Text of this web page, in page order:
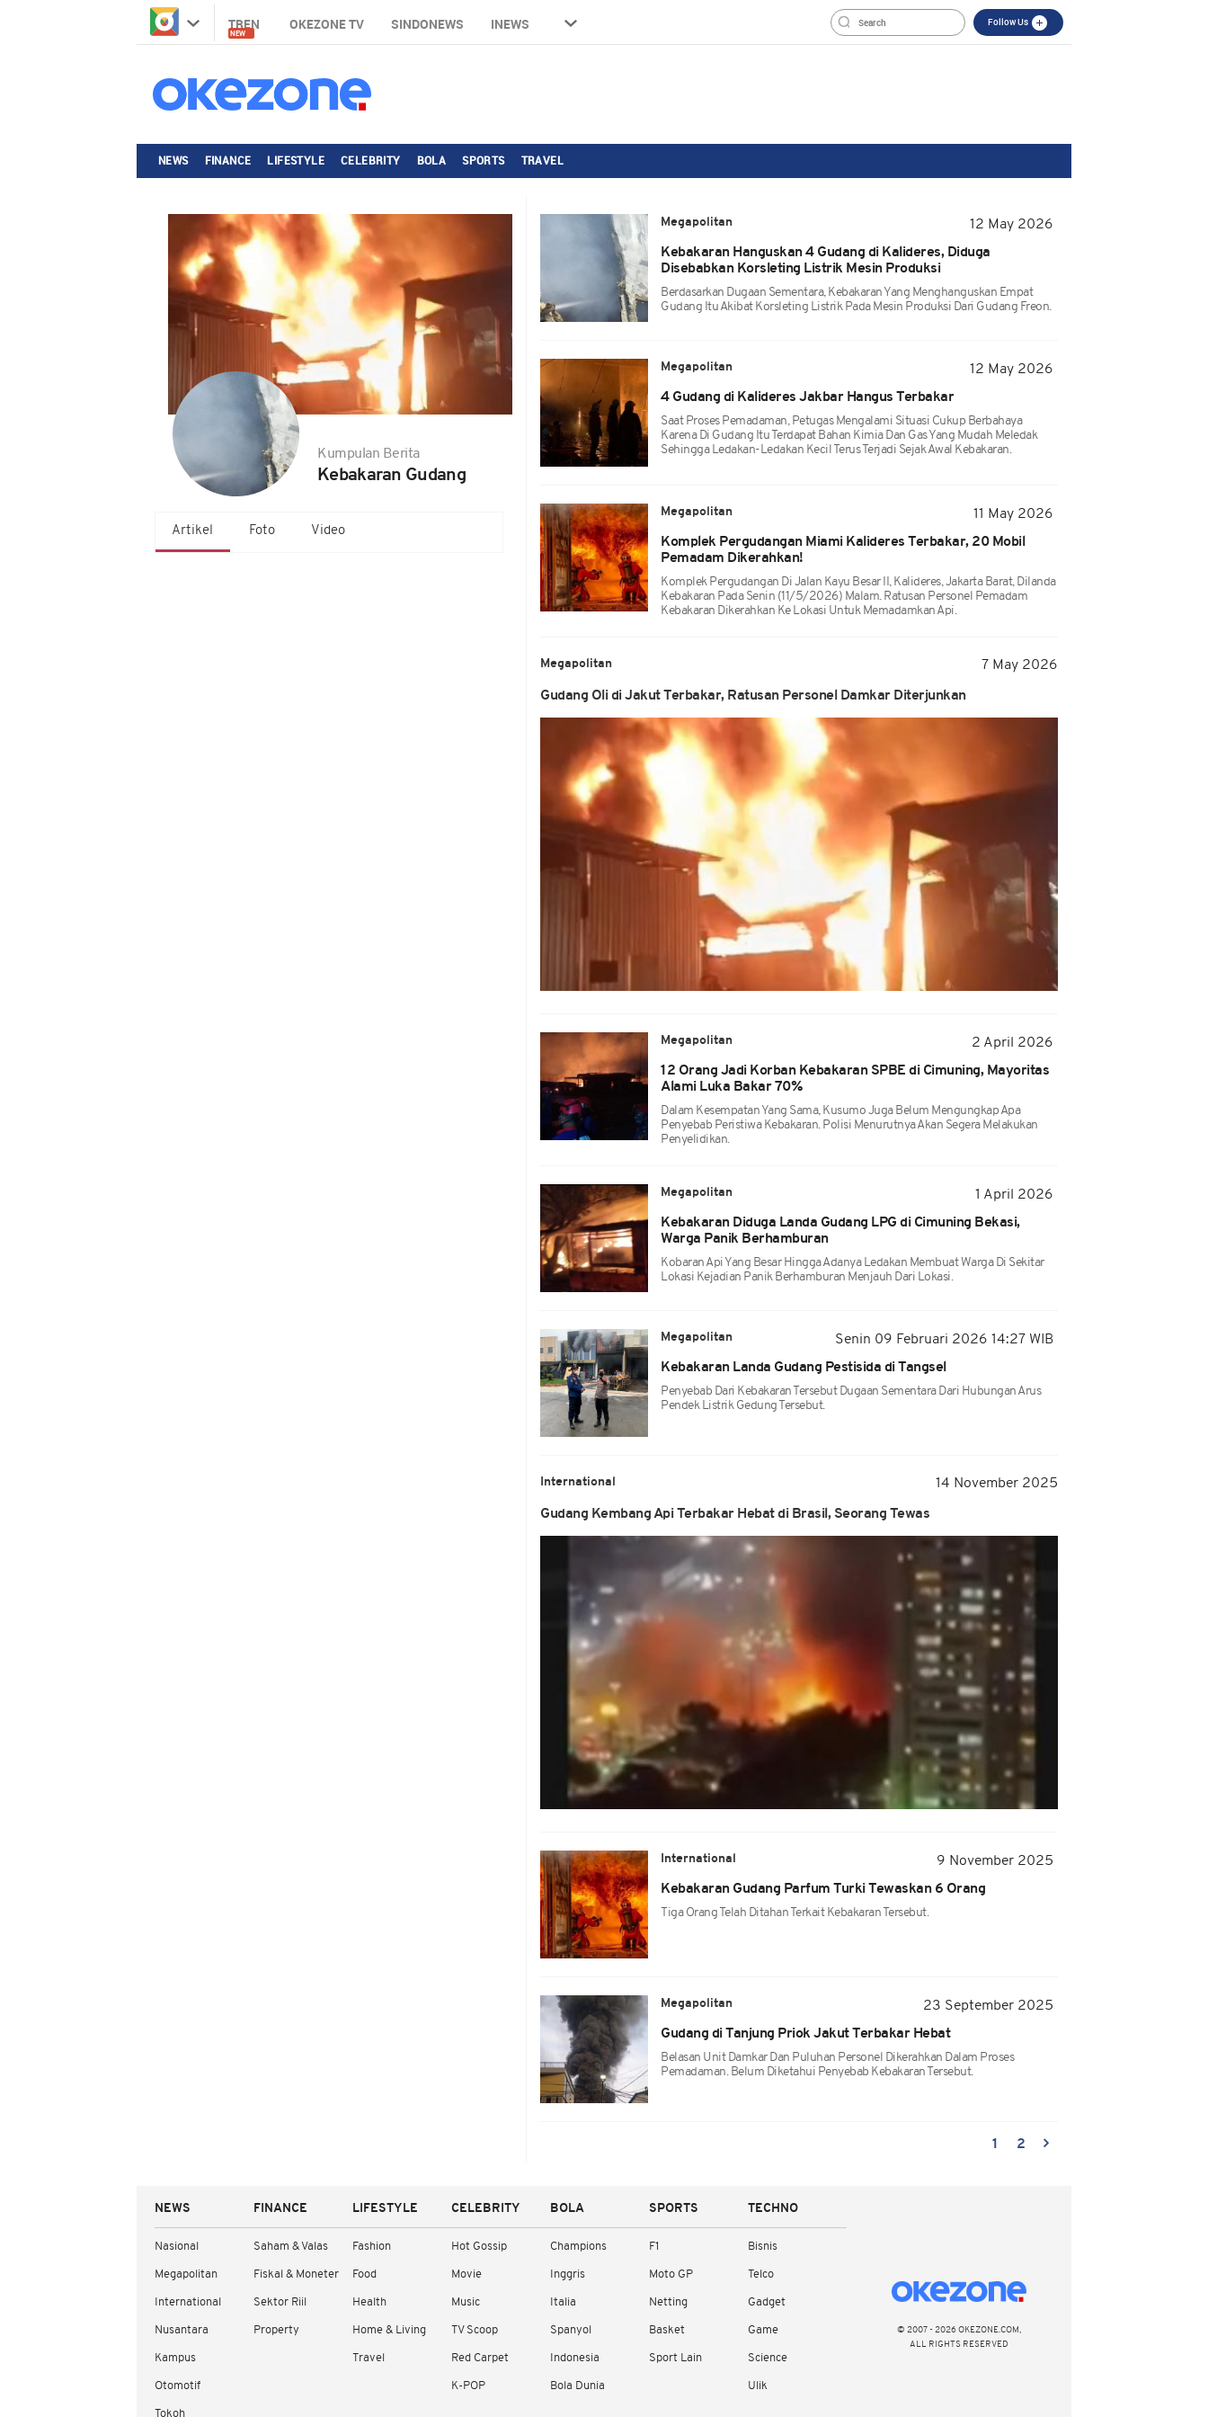
TREN
NEW
OKEZONE TV SINDONEWS INEWS Follow Us
NEWS FINANCE LIFESTYLE CELEBRITY BOLA SPORTS TRAVEL
Kumpulan Berita
Kebakaran Gudang
Artikel Foto Video
Megapolitan
12 May 2026
Kebakaran Hanguskan 4 Gudang di Kalideres, Diduga
Disebabkan Korsleting Listrik Mesin Produksi
Berdasarkan Dugaan Sementara, Kebakaran Yang Menghanguskan Empat
Gudang Itu Akibat Korsleting Listrik Pada Mesin Produksi Dari Gudang Freon.
Megapolitan
12 May 2026
4 Gudang di Kalideres Jakbar Hangus Terbakar
Saat Proses Pemadaman, Petugas Mengalami Situasi Cukup Berbahaya
Karena Di Gudang Itu Terdapat Bahan Kimia Dan Gas Yang Mudah Meledak
Sehingga Ledakan-Ledakan Kecil Terus Terjadi Sejak Awal Kebakaran.
Megapolitan
11 May 2026
Komplek Pergudangan Miami Kalideres Terbakar, 20 Mobil
Pemadam Dikerahkan!
Komplek Pergudangan Di Jalan Kayu Besar II, Kalideres, Jakarta Barat, Dilanda
Kebakaran Pada Senin (11/5/2026) Malam. Ratusan Personel Pemadam
Kebakaran Dikerahkan Ke Lokasi Untuk Memadamkan Api.
Megapolitan 7 May 2026
Gudang Oli di Jakut Terbakar, Ratusan Personel Damkar Diterjunkan
Megapolitan
2 April 2026
12 Orang Jadi Korban Kebakaran SPBE di Cimuning, Mayoritas
Alami Luka Bakar 70%
Dalam Kesempatan Yang Sama, Kusumo Juga Belum Mengungkap Apa
Penyebab Peristiwa Kebakaran. Polisi Menurutnya Akan Segera Melakukan
Penyelidikan.
Megapolitan
1 April 2026
Kebakaran Diduga Landa Gudang LPG di Cimuning Bekasi,
Warga Panik Berhamburan
Kobaran Api Yang Besar Hingga Adanya Ledakan Membuat Warga Di Sekitar
Lokasi Kejadian Panik Berhamburan Menjauh Dari Lokasi.
Megapolitan
Senin 09 Februari 2026 14:27 WIB
Kebakaran Landa Gudang Pestisida di Tangsel
Penyebab Dari Kebakaran Tersebut Dugaan Sementara Dari Hubungan Arus
Pendek Listrik Gedung Tersebut.
International 14 November 2025
Gudang Kembang Api Terbakar Hebat di Brasil, Seorang Tewas
International
9 November 2025
Kebakaran Gudang Parfum Turki Tewaskan 6 Orang
Tiga Orang Telah Ditahan Terkait Kebakaran Tersebut.
Megapolitan
23 September 2025
Gudang di Tanjung Priok Jakut Terbakar Hebat
Belasan Unit Damkar Dan Puluhan Personel Dikerahkan Dalam Proses
Pemadaman. Belum Diketahui Penyebab Kebakaran Tersebut.
1 2
NEWS
Nasional
Megapolitan
International
Nusantara
Kampus
Otomotif
Tokoh
FINANCE
Saham & Valas
Fiskal & Moneter
Sektor Riil
Property
LIFESTYLE
Fashion
Food
Health
Home & Living
Travel
CELEBRITY
Hot Gossip
Movie
Music
TV Scoop
Red Carpet
K-POP
BOLA
Champions
Inggris
Italia
Spanyol
Indonesia
Bola Dunia
SPORTS
F1
Moto GP
Netting
Basket
Sport Lain
TECHNO
Bisnis
Telco
Gadget
Game
Science
Ulik
© 2007 - 2026 OKEZONE.COM,
ALL RIGHTS RESERVED